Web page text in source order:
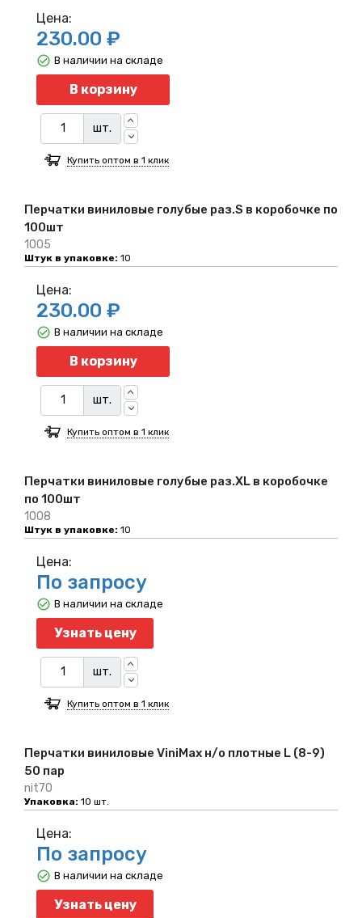
Перчатки виниловые голубые раз.S в коробочке по
100шт
1005
Штук в упаковке: 10
Цена:
230.00 ₽
В корзину
шт.
В наличии на складе
Купить оптом в 1 клик
Перчатки виниловые голубые раз.XL в коробочке
по 100шт
1008
Штук в упаковке: 10
Цена:
230.00 ₽
В корзину
шт.
В наличии на складе
Купить оптом в 1 клик
Перчатки виниловые ViniMax н/о плотные L (8-9)
50 пар
nit70
Упаковка: 10 шт.
Цена:
По запросу
Узнать цену
шт.
В наличии на складе
Купить оптом в 1 клик
Цена:
По запросу
Узнать цену
В наличии на складе